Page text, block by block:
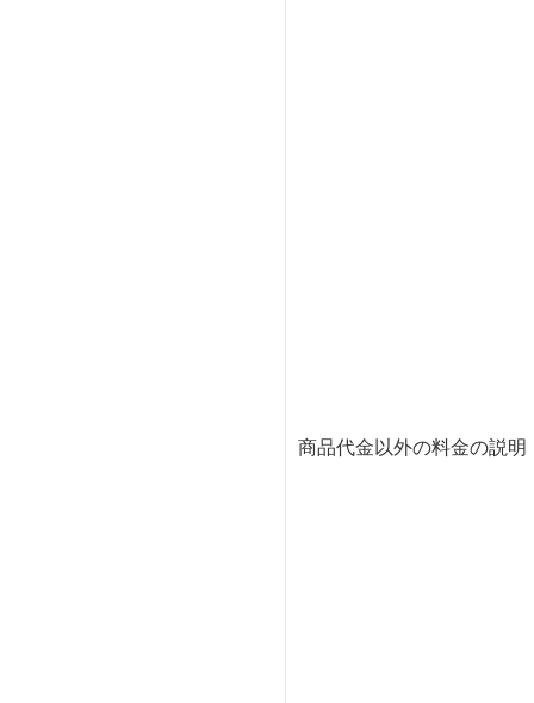
商品代金以外の料金の説明